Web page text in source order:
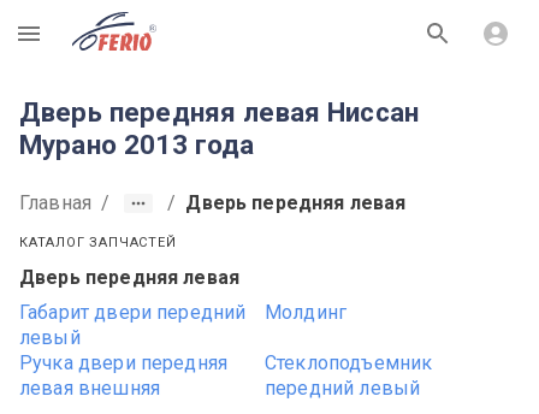
R
Дверь передняя левая Ниссан
Мурано 2013 года
Главная / / Дверь передняя левая
КАТАЛОГ ЗАПЧАСТЕЙ
Дверь передняя левая
Габарит двери передний
левый
Молдинг
Ручка двери передняя
левая внешняя
Стеклоподъемник
передний левый